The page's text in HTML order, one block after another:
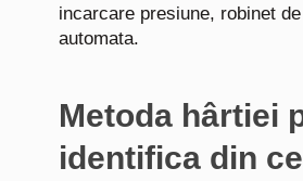
incarcare presiune, robinet
automata.
Metoda hârtiei
identifica din